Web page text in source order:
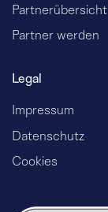
Partnerübersicht
Partner werden
Legal
Impressum
Datenschutz
Cookies